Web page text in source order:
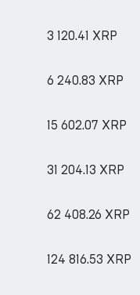
3 120.41 XRP
6 240.83 XRP
15 602.07 XRP
31 204.13 XRP
62 408.26 XRP
124 816.53 XRP